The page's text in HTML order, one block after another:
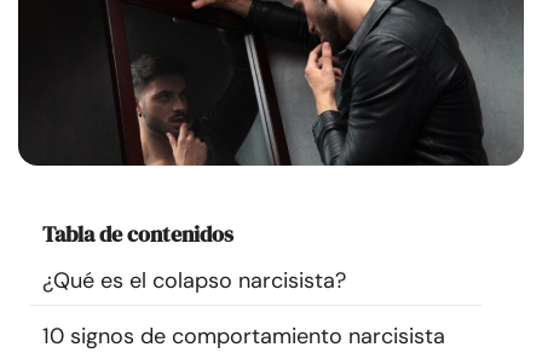
Cursos
Recursos
Comunidad
Tabla de contenidos
¿Qué es el colapso narcisista?
10 signos de comportamiento narcisista